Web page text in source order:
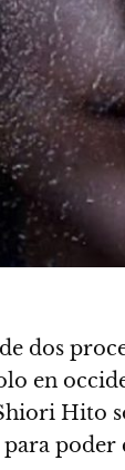
dos
en
Hito
poder